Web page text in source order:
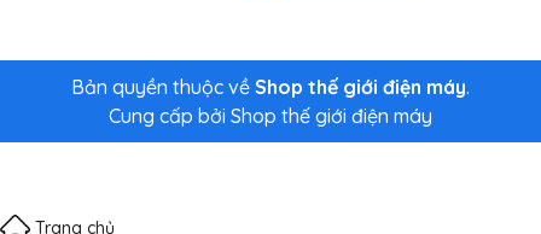
Bản quyền thuộc về Shop thế giới điện máy.
Cung cấp bởi Shop thế giới điện máy
Trang chủ